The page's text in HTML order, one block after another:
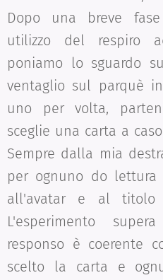
Dopo una breve
utilizzo del respiro
poniamo lo sguardo
ventaglio sul parquè
uno per volta,
sceglie una carta a
Sempre dalla mia
per ognuno do
all'avatar e al titolo
L'esperimento
responso è coerente
scelto la carta e